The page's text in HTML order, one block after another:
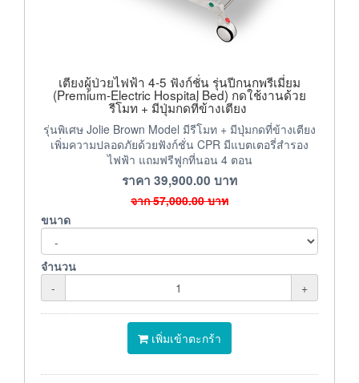
เตียงผู้ป่วยไฟฟ้า 4-5 ฟังก์ชั่น รุ่นปีกนกพรีเมี่ยม
(Premium-Electric Hospital Bed) กดใช้งานด้วย
รีโมท + มีปุ่มกดที่ข้างเตียง
รุ่นพิเศษ Jolie Brown Model มีรีโมท + มีปุ่มกดที่ข้างเตียง
เพิ่มความปลอดภัยด้วยฟังก์ชั่น CPR มีแบตเตอรี่สำรอง
ไฟฟ้า แถมฟรีฟูกที่นอน 4 ตอน
ราคา 39,900.00 บาท
จาก57,000.00บาท
ขนาด
จำนวน
-
+
เพิ่มเข้าตะกร้า